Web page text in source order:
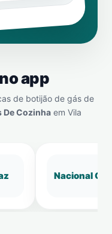
app
de botijão de gás de
De Cozinha em Vila
Nacional Gás